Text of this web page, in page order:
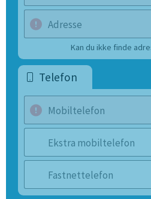
Adresse
Kan du ikke finde
Telefon
Mobiltelefon
Ekstra mobiltelefon
Fastnettelefon